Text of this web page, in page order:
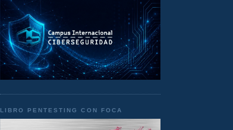
LIBRO PENTESTING CON FOCA